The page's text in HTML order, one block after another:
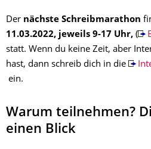
Der nächste Schreibmarathon
11.03.2022, jeweils 9-17 Uhr, (
statt. Wenn du keine Zeit, aber
hast, dann schreib dich in die
ein.
Warum teilnehmen?
einen Blick